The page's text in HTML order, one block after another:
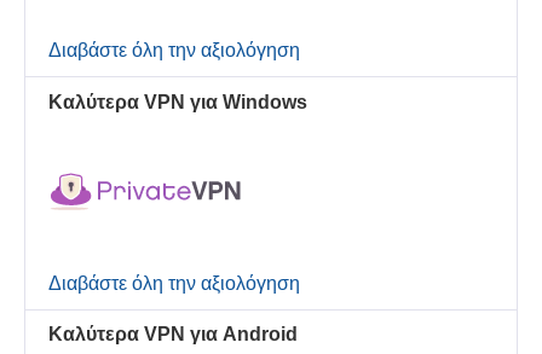
Διαβάστε όλη την αξιολόγηση
Καλύτερα VPN για Windows
Διαβάστε όλη την αξιολόγηση
Καλύτερα VPN για Android